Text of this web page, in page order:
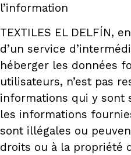
l’information
TEXTILES EL DELFÍN,
d’un service
héberger les données
utilisateurs, n’est pas
informations qui y sont
les informations
sont illégales ou
droits ou à la propriété